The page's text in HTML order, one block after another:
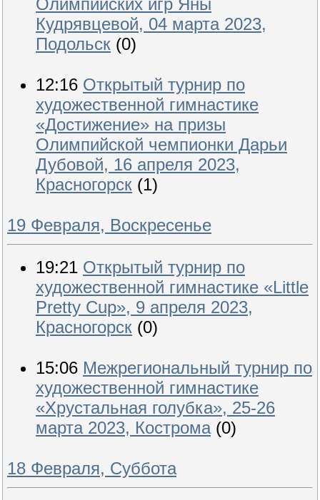
Олимпийских игр Яны
Кудрявцевой, 04 марта 2023,
Подольск (0)
12:16 Открытый турнир по
художественной гимнастике
«Достижение» на призы
Олимпийской чемпионки Дарьи
Дубовой, 16 апреля 2023,
Красногорск (1)
19 Февраля, Воскресенье
19:21 Открытый турнир по
художественной гимнастике «Little
Pretty Cup», 9 апреля 2023,
Красногорск (0)
15:06 Межрегиональный турнир по
художественной гимнастике
«Хрустальная голубка», 25-26
марта 2023, Кострома (0)
18 Февраля, Суббота